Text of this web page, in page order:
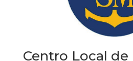
Centro Local de